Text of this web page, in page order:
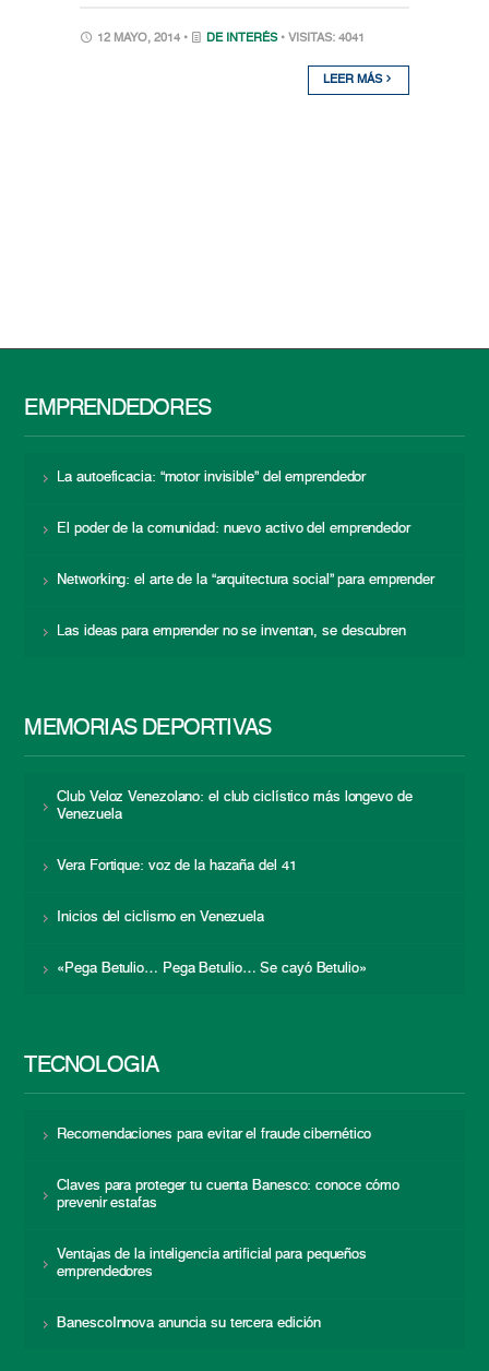
12 MAYO, 2014 • DE INTERÉS • VISITAS: 4041
LEER MÁS
EMPRENDEDORES
La autoeficacia: “motor invisible” del emprendedor
El poder de la comunidad: nuevo activo del emprendedor
Networking: el arte de la “arquitectura social” para emprender
Las ideas para emprender no se inventan, se descubren
MEMORIAS DEPORTIVAS
Club Veloz Venezolano: el club ciclístico más longevo de
Venezuela
Vera Fortique: voz de la hazaña del 41
Inicios del ciclismo en Venezuela
«Pega Betulio… Pega Betulio… Se cayó Betulio»
TECNOLOGÍA
Recomendaciones para evitar el fraude cibernético
Claves para proteger tu cuenta Banesco: conoce cómo
prevenir estafas
Ventajas de la inteligencia artificial para pequeños
emprendedores
BanescoInnova anuncia su tercera edición